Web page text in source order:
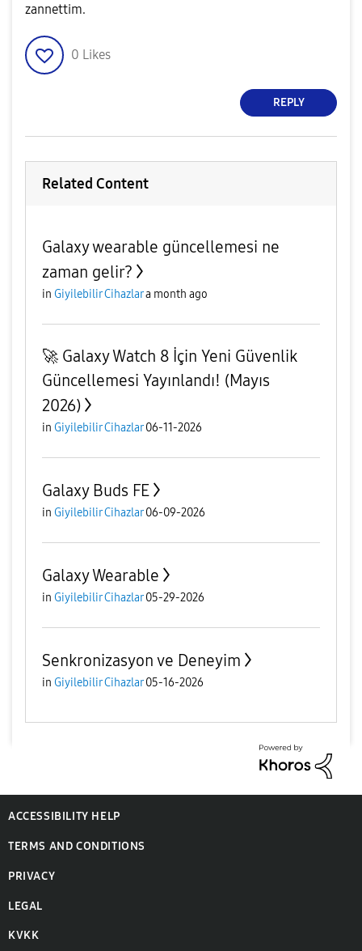
zannettim.
0 Likes
REPLY
Related Content
Galaxy wearable güncellemesi ne
zaman gelir?
in Giyilebilir Cihazlara month ago
🚀 Galaxy Watch 8 İçin Yeni Güvenlik
Güncellemesi Yayınlandı! (Mayıs
2026)
in Giyilebilir Cihazlar 06-11-2026
Galaxy Buds FE
in Giyilebilir Cihazlar 06-09-2026
Galaxy Wearable
in Giyilebilir Cihazlar 05-29-2026
Senkronizasyon ve Deneyim
in Giyilebilir Cihazlar 05-16-2026
ACCESSIBILITY HELP
TERMS AND CONDITIONS
PRIVACY
LEGAL
KVKK